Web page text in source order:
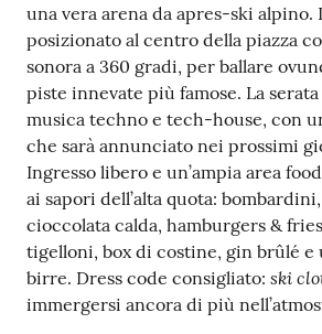
una vera arena da apres-ski alpino.
posizionato al centro della piazza
sonora a 360 gradi, per ballare
piste innevate più famose. La
musica techno e tech-house, con
che sarà annunciato nei prossimi
Ingresso libero e un’ampia area
ai sapori dell’alta quota:
cioccolata calda, hamburgers &
tigelloni, box di costine, gin brûlé e
birre. Dress code consigliato: ski
immergersi ancora di più